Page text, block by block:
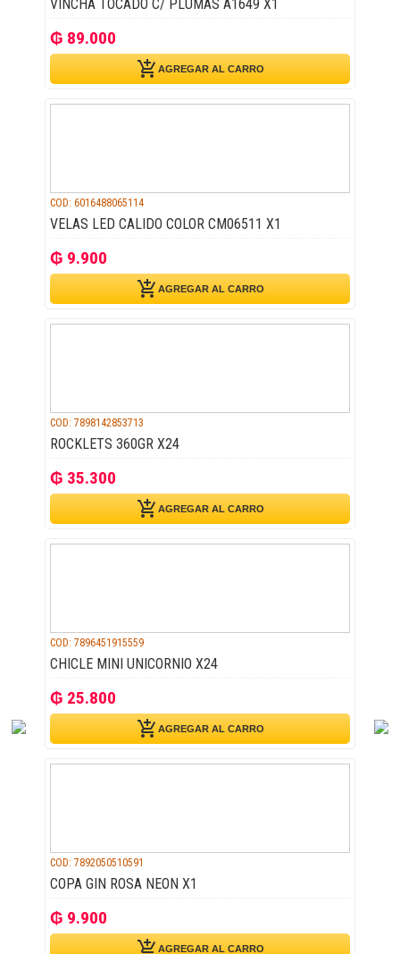
VINCHA TOCADO C/ PLUMAS A1649 X1
₲ 89.000
add_shopping_cartAGREGAR AL CARRO
COD: 6016488065114
VELAS LED CALIDO COLOR CM06511 X1
₲ 9.900
add_shopping_cartAGREGAR AL CARRO
COD: 7898142853713
ROCKLETS 360GR X24
₲ 35.300
add_shopping_cartAGREGAR AL CARRO
COD: 7896451915559
CHICLE MINI UNICORNIO X24
₲ 25.800
add_shopping_cartAGREGAR AL CARRO
COD: 7892050510591
COPA GIN ROSA NEON X1
₲ 9.900
add_shopping_cartAGREGAR AL CARRO